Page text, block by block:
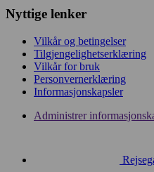
Nyttige lenker
Vilkår og betingelser
Tilgjengelighetserklæring
Vilkår for bruk
Personvernerklæring
Informasjonskapsler
Administrer